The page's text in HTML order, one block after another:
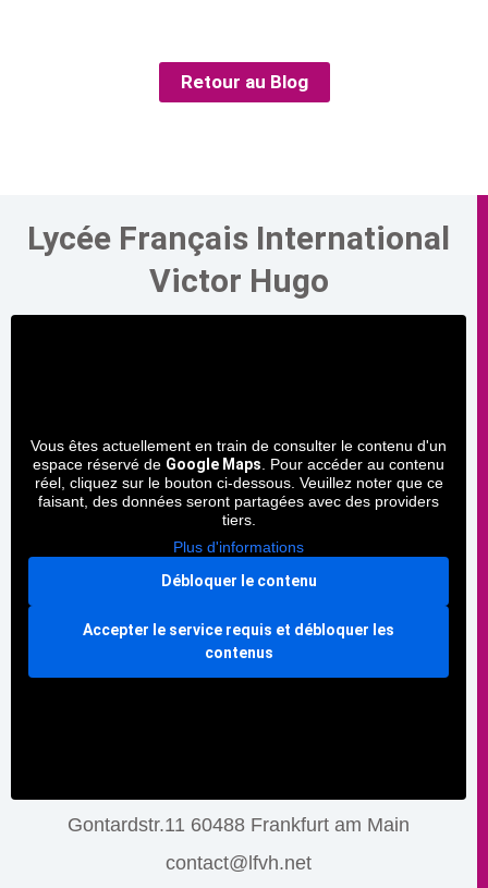
Retour au Blog
Lycée Français International
Victor Hugo
Vous êtes actuellement en train de consulter le contenu d'un
espace réservé de Google Maps . Pour accéder au contenu
réel, cliquez sur le bouton ci-dessous. Veuillez noter que ce
faisant, des données seront partagées avec des providers
tiers.
Plus d'informations
Débloquer le contenu
Accepter le service requis et débloquer les
contenus
Gontardstr.11 60488 Frankfurt am Main
contact@lfvh.net